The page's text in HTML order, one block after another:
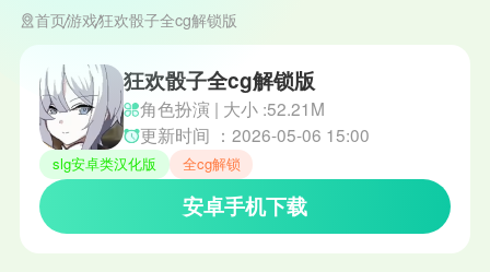
首页游戏狂欢骰子全cg解锁版
狂欢骰子全cg解锁版
角色扮演 | 大小 :52.21M
更新时间 ：2026-05-06 15:00
slg安卓类汉化版 全cg解锁
安卓手机下载